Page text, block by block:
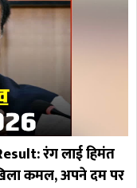
रंग लाई हिमंत
कमल, अपने दम पर